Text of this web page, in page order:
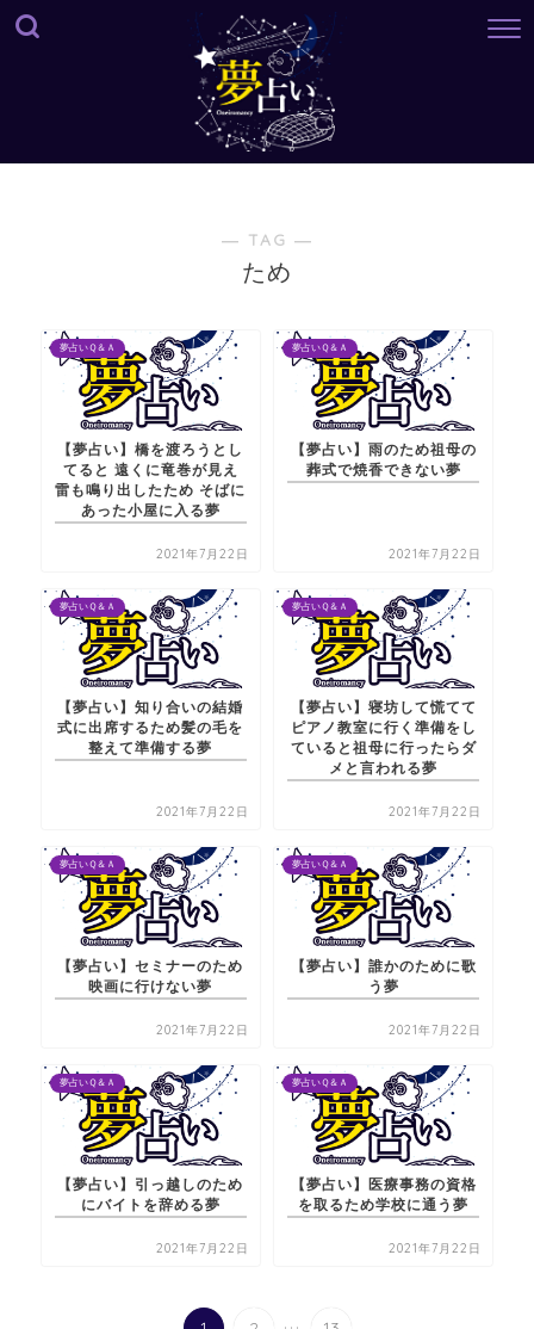
― TAG ―
ため
夢占いＱ＆Ａ
【夢占い】橋を渡ろうとし
てると 遠くに竜巻が見え
雷も鳴り出したため そばに
あった小屋に入る夢
2021年7月22日
夢占いＱ＆Ａ
【夢占い】雨のため祖母の
葬式で焼香できない夢
2021年7月22日
夢占いＱ＆Ａ
【夢占い】知り合いの結婚
式に出席するため髪の毛を
整えて準備する夢
2021年7月22日
夢占いＱ＆Ａ
【夢占い】寝坊して慌てて
ピアノ教室に行く準備をし
ていると祖母に行ったらダ
メと言われる夢
2021年7月22日
夢占いＱ＆Ａ
【夢占い】セミナーのため
映画に行けない夢
2021年7月22日
夢占いＱ＆Ａ
【夢占い】誰かのために歌
う夢
2021年7月22日
夢占いＱ＆Ａ
【夢占い】引っ越しのため
にバイトを辞める夢
2021年7月22日
夢占いＱ＆Ａ
【夢占い】医療事務の資格
を取るため学校に通う夢
2021年7月22日
...